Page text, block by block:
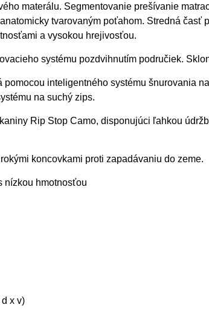
materálu. Segmentovanie prešívanie
tvarovaným poťahom. Stredná časť
a vysokou hrejivosťou.
systému pozdvihnutím područiek.
inteligentného systému šnurovania
na suchý zips.
Rip Stop Camo, disponujúci ľahkou
koncovkami proti zapadávaniu do zeme.
nízkou hmotnosťou
x v)